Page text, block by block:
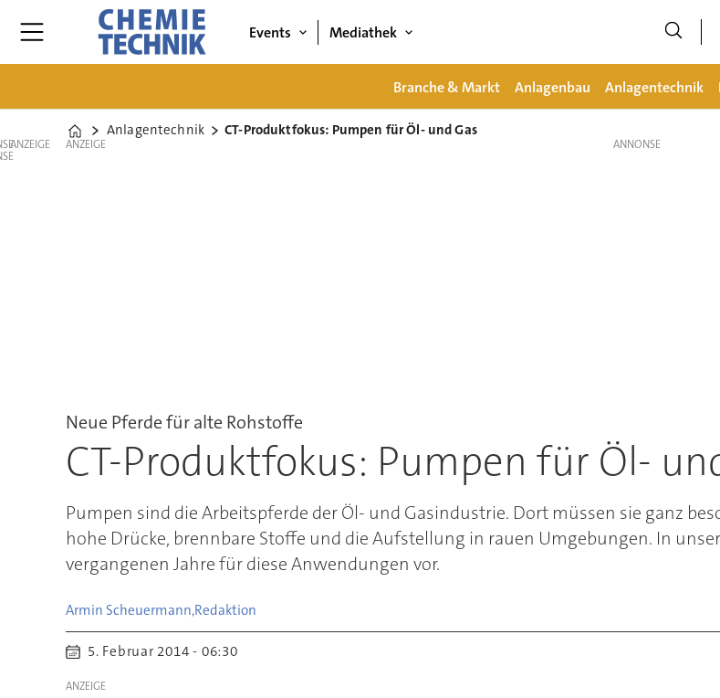
Events Mediathek
Branche & Markt Anlagenbau Anlagentechnik
Home
Anlagentechnik CT-Produktfokus: Pumpen für Öl- und Gas
ANZEIGE ANZEIGE
Neue Pferde für alte Rohstoffe
CT-Produktfokus: Pumpen für Öl-
Pumpen sind die Arbeitspferde der Öl- und Gasindustrie. Dort müssen sie ganz
hohe Drücke, brennbare Stoffe und die Aufstellung in rauen Umgebungen. In
vergangenen Jahre für diese Anwendungen vor.
Armin Scheuermann,Redaktion
5. Februar 2014 - 06:30
ANZEIGE